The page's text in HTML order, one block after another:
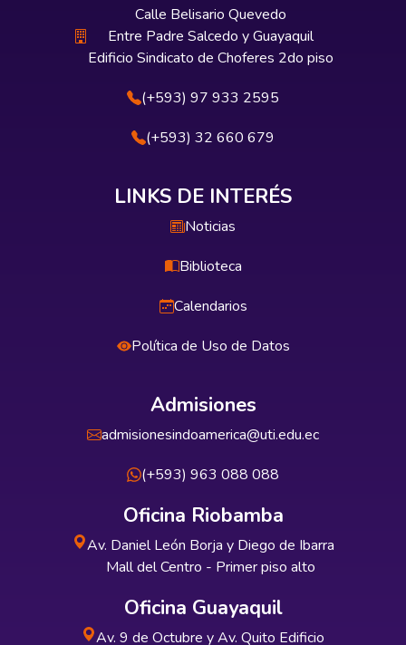
Calle Belisario Quevedo
Entre Padre Salcedo y Guayaquil
Edificio Sindicato de Choferes 2do piso
(+593) 97 933 2595
(+593) 32 660 679
LINKS DE INTERÉS
Noticias
Biblioteca
Calendarios
Política de Uso de Datos
Admisiones
admisionesindoamerica@uti.edu.ec
(+593) 963 088 088
Oficina Riobamba
Av. Daniel León Borja y Diego de Ibarra
Mall del Centro - Primer piso alto
Oficina Guayaquil
Av. 9 de Octubre y Av. Quito Edificio